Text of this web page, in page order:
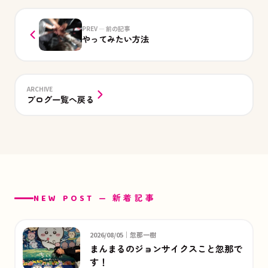
PREV — 前の記事
やってみたい方法
ARCHIVE
ブログ一覧へ戻る
NEW POST — 新着記事
2026/08/05｜忽那一樹
まんまるのジョンサイクスこと忽那で
す！